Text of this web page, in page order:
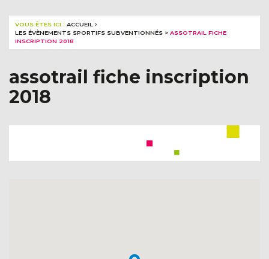
VOUS ÊTES ICI : ACCUEIL
LES ÉVÈNEMENTS SPORTIFS SUBVENTIONNÉS > ASSOTRAIL FICHE
INSCRIPTION 2018
assotrail fiche inscription
2018